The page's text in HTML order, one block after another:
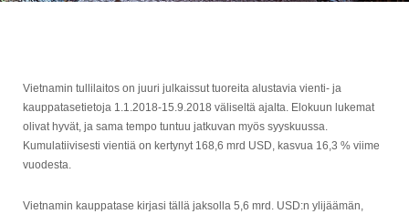
Vietnamin tullilaitos on juuri julkaissut tuoreita alustavia vienti- ja
kauppatasetietoja 1.1.2018-15.9.2018 väliseltä ajalta. Elokuun lukemat
olivat hyvät, ja sama tempo tuntuu jatkuvan myös syyskuussa.
Kumulatiivisesti vientiä on kertynyt 168,6 mrd USD, kasvua 16,3 % viime
vuodesta.
Vietnamin kauppatase kirjasi tällä jaksolla 5,6 mrd. USD:n ylijäämän,